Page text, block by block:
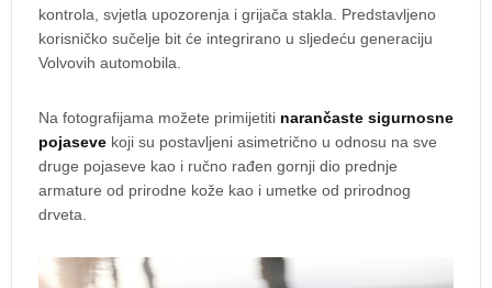
kontrola, svjetla upozorenja i grijača stakla. Predstavljeno
korisničko sučelje bit će integrirano u sljedeću generaciju
Volvovih automobila.
Na fotografijama možete primijetiti narančaste sigurnosne
pojaseve koji su postavljeni asimetrično u odnosu na sve
druge pojaseve kao i ručno rađen gornji dio prednje
armature od prirodne kože kao i umetke od prirodnog
drveta.